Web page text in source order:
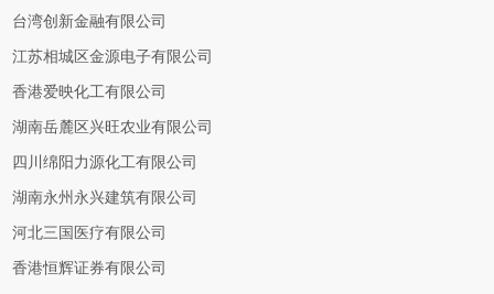
台湾创新金融有限公司
江苏相城区金源电子有限公司
香港爱映化工有限公司
湖南岳麓区兴旺农业有限公司
四川绵阳力源化工有限公司
湖南永州永兴建筑有限公司
河北三国医疗有限公司
香港恒辉证券有限公司